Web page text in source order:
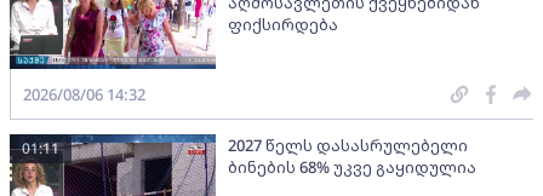
ფიქსირდება
2026/08/06 14:32
2027 წელს დასასრულებელი
ბინების 68% უკვე გაყიდულია
01:11